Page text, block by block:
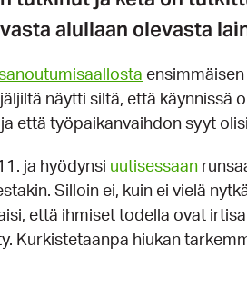
alullaan olevasta
näytti siltä, että käynnissä
että työpaikanvaihdon syyt
ja hyödynsi uutisessaan
Silloin ei, kuin ei vielä
että ihmiset todella ovat
Kurkistetaanpa hiukan